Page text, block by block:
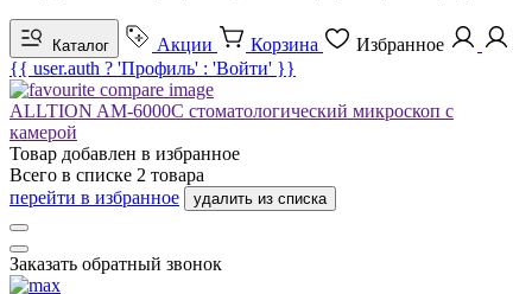
Каталог Акции Корзина
Избранное
{{ user.auth ? 'Профиль' : 'Войти' }}
ALLTION AM-6000C стоматологический микроскоп с
камерой
Товар добавлен в избранное
Всего в списке 2 товара
перейти в избранное
удалить из списка
Заказать обратный звонок